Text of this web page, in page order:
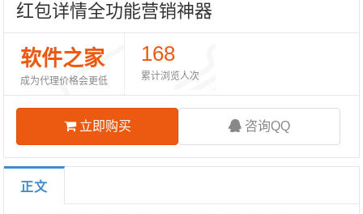
红包详情全功能营销神器
软件之家
成为代理价格会更低
168
累计浏览人次
立即购买 咨询QQ
正文